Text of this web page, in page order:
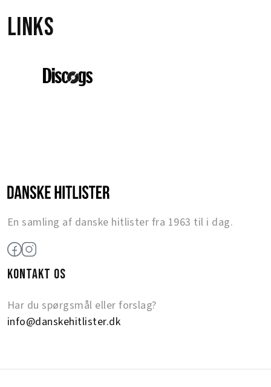
Links
En samling af danske hitlister fra 1963 til i dag.
KONTAKT OS
Har du spørgsmål eller forslag?
info@danskehitlister.dk